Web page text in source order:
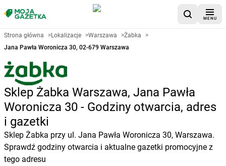
MENU
Strona główna >Lokalizacje >Warszawa >Żabka
>
Jana Pawła Woronicza 30, 02-679 Warszawa
Sklep Żabka Warszawa, Jana Pawła
Woronicza 30 - Godziny otwarcia, adres
i gazetki
Sklep Żabka przy ul. Jana Pawła Woronicza 30, Warszawa.
Sprawdź godziny otwarcia i aktualne gazetki promocyjne z
tego adresu